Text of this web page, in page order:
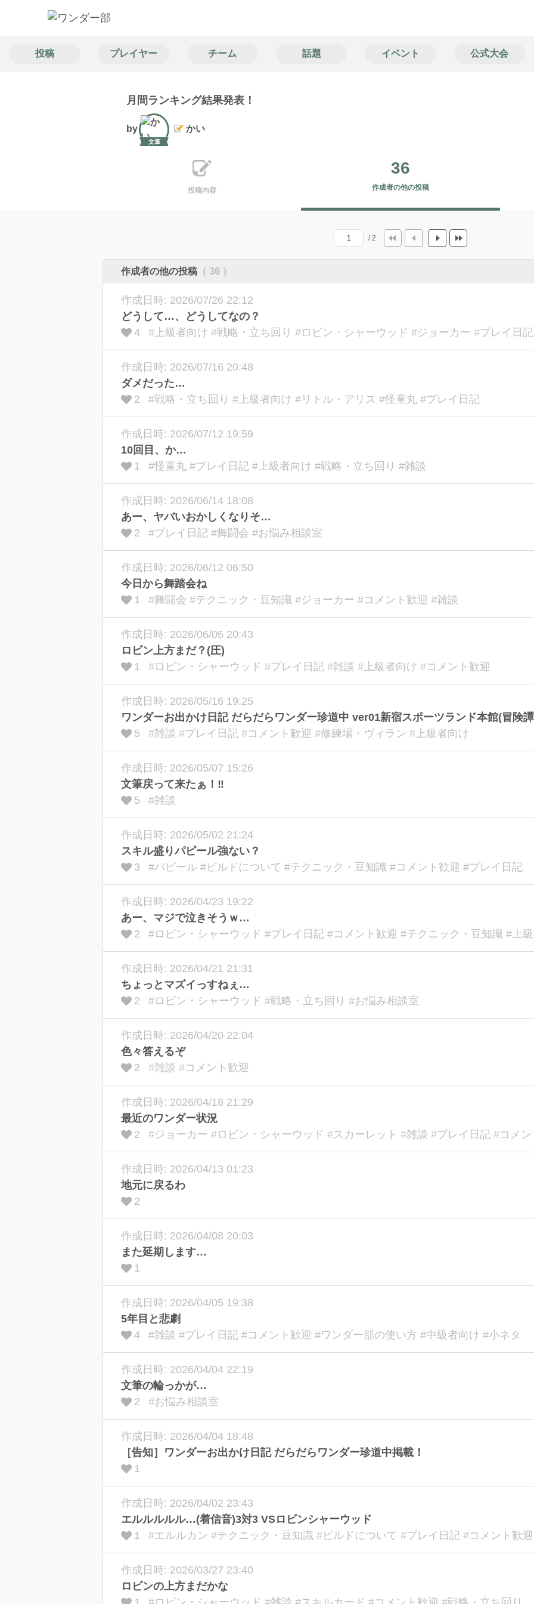
投稿 プレイヤー チーム 話題 イベント 公式大会
月間ランキング結果発表！
by
文筆
かい
投稿内容
36
作成者の他の投稿
/ 2
作成者の他の投稿 （ 36 ）
作成日時: 2026/07/26 22:12
どうして…、どうしてなの？
4
#上級者向け #戦略・立ち回り #ロビン・シャーウッド #ジョーカー #プレイ日記
作成日時: 2026/07/16 20:48
ダメだった…
2
#戦略・立ち回り #上級者向け #リトル・アリス #怪童丸 #プレイ日記
作成日時: 2026/07/12 19:59
10回目、か…
1
#怪童丸 #プレイ日記 #上級者向け #戦略・立ち回り #雑談
作成日時: 2026/06/14 18:08
あー、ヤバいおかしくなりそ…
2
#プレイ日記 #舞闘会 #お悩み相談室
作成日時: 2026/06/12 06:50
今日から舞踏会ね
1
#舞闘会 #テクニック・豆知識 #ジョーカー #コメント歓迎 #雑談
作成日時: 2026/06/06 20:43
ロビン上方まだ？(圧)
1
#ロビン・シャーウッド #プレイ日記 #雑談 #上級者向け #コメント歓迎
作成日時: 2026/05/16 19:25
ワンダーお出かけ日記 だらだらワンダー珍道中 ver01新宿スポーツランド本館(冒険
5
#雑談 #プレイ日記 #コメント歓迎 #修練場・ヴィラン #上級者向け
作成日時: 2026/05/07 15:26
文筆戻って来たぁ！‼
5
#雑談
作成日時: 2026/05/02 21:24
スキル盛りパピール強ない？
3
#パピール #ビルドについて #テクニック・豆知識 #コメント歓迎 #プレイ日記
作成日時: 2026/04/23 19:22
あー、マジで泣きそうｗ…
2
#ロビン・シャーウッド #プレイ日記 #コメント歓迎 #テクニック・豆知識 #上
作成日時: 2026/04/21 21:31
ちょっとマズイっすねぇ…
2
#ロビン・シャーウッド #戦略・立ち回り #お悩み相談室
作成日時: 2026/04/20 22:04
色々答えるぞ
2
#雑談 #コメント歓迎
作成日時: 2026/04/18 21:29
最近のワンダー状況
2
#ジョーカー #ロビン・シャーウッド #スカーレット #雑談 #プレイ日記 #コメ
作成日時: 2026/04/13 01:23
地元に戻るわ
2
作成日時: 2026/04/08 20:03
また延期します…
1
作成日時: 2026/04/05 19:38
5年目と悲劇
4
#雑談 #プレイ日記 #コメント歓迎 #ワンダー部の使い方 #中級者向け #小ネタ
作成日時: 2026/04/04 22:19
文筆の輪っかが…
2
#お悩み相談室
作成日時: 2026/04/04 18:48
［告知］ワンダーお出かけ日記 だらだらワンダー珍道中掲載！
1
作成日時: 2026/04/02 23:43
エルルルルル…(着信音)3対3 VSロビンシャーウッド
1
#エルルカン #テクニック・豆知識 #ビルドについて #プレイ日記 #コメント歓迎
作成日時: 2026/03/27 23:40
ロビンの上方まだかな